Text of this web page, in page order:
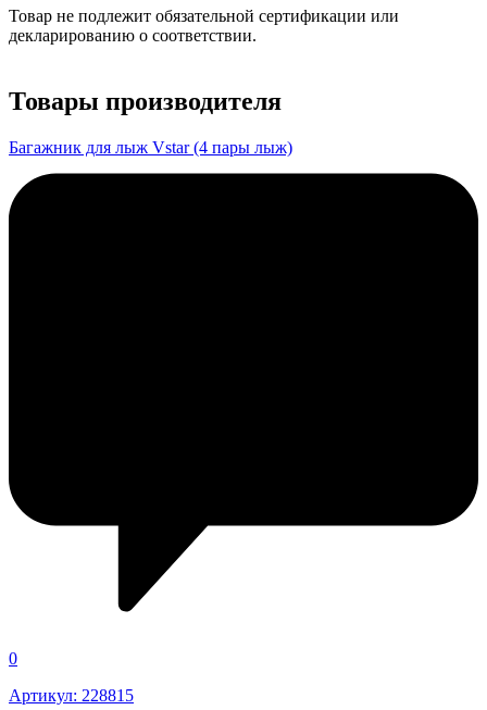
Товар не подлежит обязательной сертификации или
декларированию о соответствии.
Товары производителя
Багажник для лыж Vstar (4 пары лыж)
0
Артикул: 228815